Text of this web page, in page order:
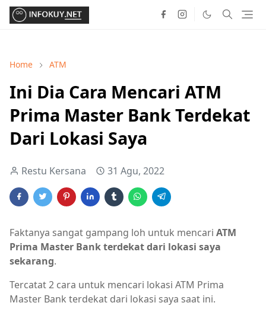
Home ATM
Ini Dia Cara Mencari ATM
Prima Master Bank Terdekat
Dari Lokasi Saya
Restu Kersana 31 Agu, 2022
Faktanya sangat gampang loh untuk mencari ATM
Prima Master Bank terdekat dari lokasi saya
sekarang.
Tercatat 2 cara untuk mencari lokasi ATM Prima
Master Bank terdekat dari lokasi saya saat ini.